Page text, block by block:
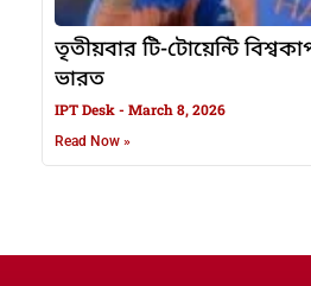
তৃতীয়বার টি-টোয়েন্টি
ভারত
IPT Desk March 8, 2026
Read Now »